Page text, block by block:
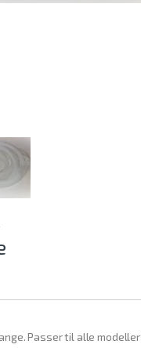
Passer til alle modeller